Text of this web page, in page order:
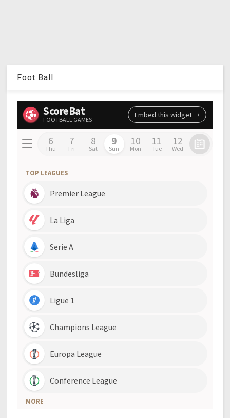
Foot Ball